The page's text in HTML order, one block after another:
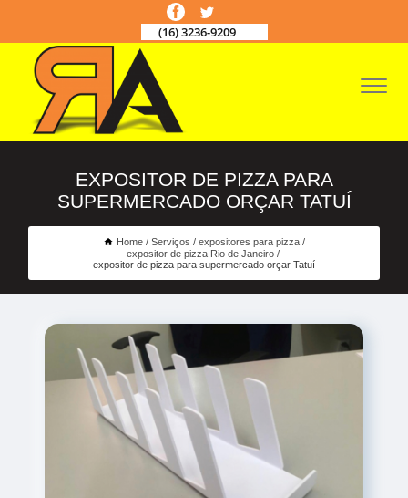
(16) 3236-9209
EXPOSITOR DE PIZZA PARA
SUPERMERCADO ORÇAR TATUÍ
Home Serviços
expositores para pizza
expositor de pizza Rio de Janeiro
expositor de pizza para supermercado orçar Tatuí